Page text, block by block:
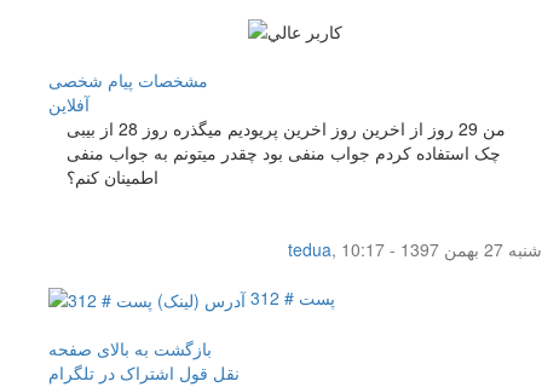
مشخصات پیام شخصی
آفلاين
من 29 روز از اخرین روز اخرین پریودیم میگذره روز 28 از بیبی
چک استفاده کردم جواب منفی بود چقدر میتونم به جواب منفی
اطمینان کنم؟
tedua,
شنبه 27 بهمن 1397 - 10:17
پست # 312
بازگشت به بالای صفحه
نقل قول اشتراک در تلگرام